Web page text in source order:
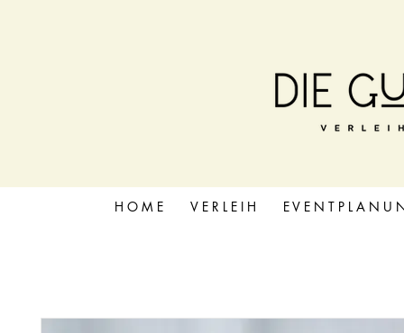
H O M E V E R L E I H E V E N T P L A N U